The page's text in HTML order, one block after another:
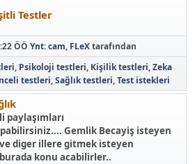
Testler
ÖÖ Ynt: cam, FLeXtarafından
Psikoloji testleri Kişilik testleri Zeka
testleri Sağlık testleri Test istekleri
paylaşımları
Gemlik Becayiş isteyen
diger illere gitmek isteyen
konu acabilirler..